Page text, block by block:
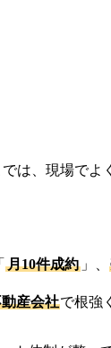
は、現場でよ
月10件成約」、
産会社で根強